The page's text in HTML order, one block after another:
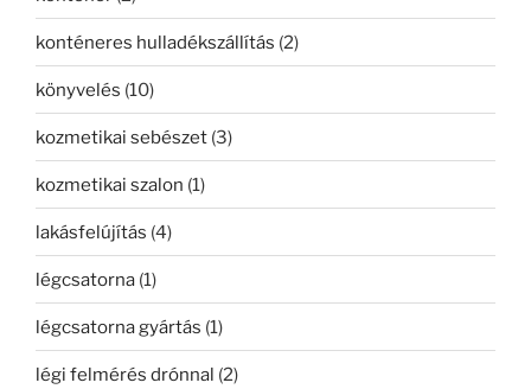
konténeres hulladékszállítás (2)
könyvelés (10)
kozmetikai sebészet (3)
kozmetikai szalon (1)
lakásfelújítás (4)
légcsatorna (1)
légcsatorna gyártás (1)
légi felmérés drónnal (2)